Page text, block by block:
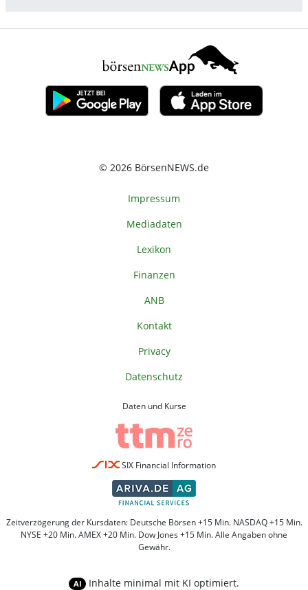
© 2026 BörsenNEWS.de
Impressum
Mediadaten
Lexikon
Finanzen
ANB
Kontakt
Privacy
Datenschutz
Daten und Kurse
SIX Financial Information
Zeitverzögerung der Kursdaten: Deutsche Börsen +15 Min. NASDAQ +15 Min.
NYSE +20 Min. AMEX +20 Min. Dow Jones +15 Min. Alle Angaben ohne
Gewähr.
AI Inhalte minimal mit KI optimiert.